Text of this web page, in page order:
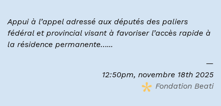
Appui à l’appel adressé aux députés des paliers
fédéral et provincial visant à favoriser l’accès rapide à
la résidence permanente…...
12:50pm, novembre 18th 2025
Fondation Beati